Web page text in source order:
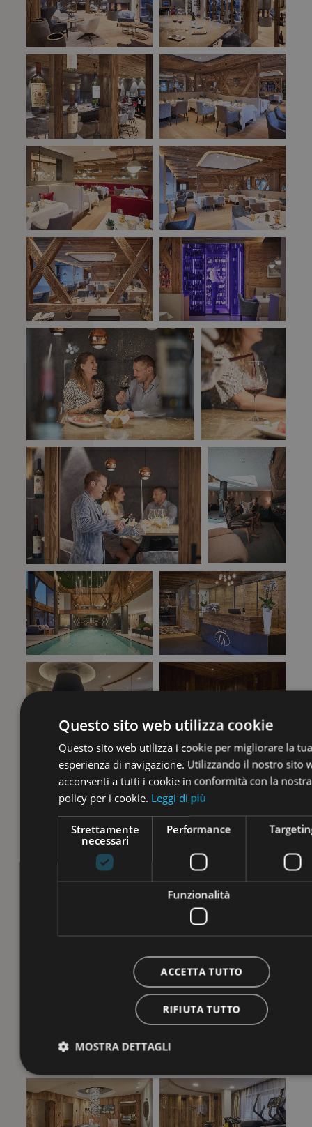
Questo sito web utilizza cookie
Questo sito web utilizza i cookie per migliorare la tua
esperienza di navigazione. Utilizzando il nostro sito
acconsenti a tutti i cookie in conformità con la nostra
policy per i cookie. Leggi di più
Strettamente
necessari
Performance
Funzionalità
ACCETTA TUTTO
RIFIUTA TUTTO
MOSTRA DETTAGLI